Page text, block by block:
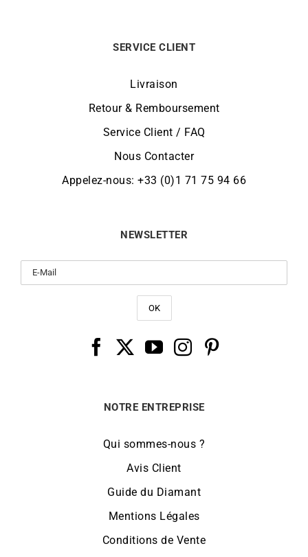
SERVICE CLIENT
Livraison
Retour & Remboursement
Service Client / FAQ
Nous Contacter
Appelez-nous: +33 (0)1 71 75 94 66
NEWSLETTER
NOTRE ENTREPRISE
Qui sommes-nous ?
Avis Client
Guide du Diamant
Mentions Légales
Conditions de Vente